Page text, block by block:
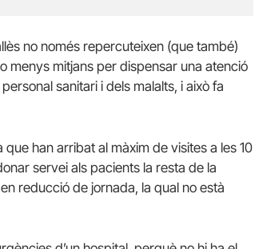
no només repercuteixen (que també)
menys mitjans per dispensar una atenció
sanitari i dels malalts, i això fa
han arribat al màxim de visites a les 10
servei als pacients la resta de la
reducció de jornada, la qual no està